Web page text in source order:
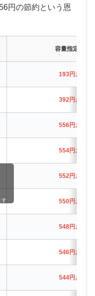
円の節約という恩
容量指定なし
193円お得
392円お得
556円お得
554円お得
552円お得
550円お得
548円お得
546円お得
544円お得
す